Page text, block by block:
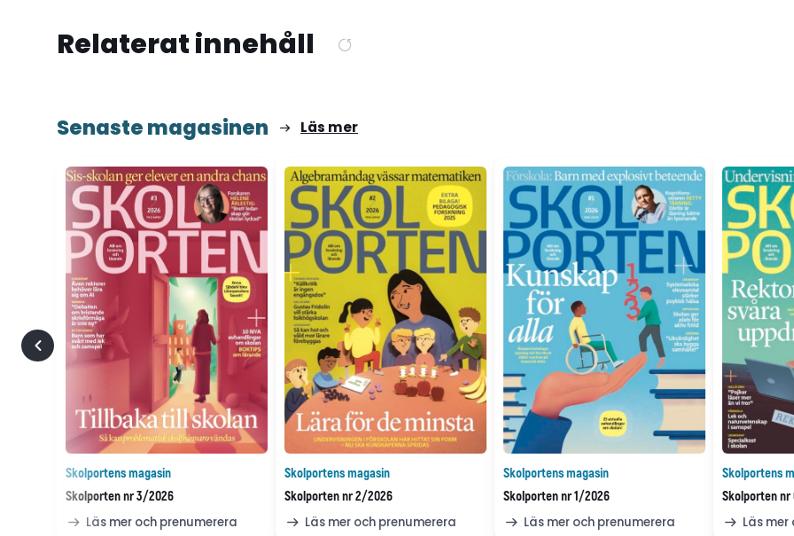
Relaterat innehåll
Senaste magasinen Läs mer
Skolportens magasin
Skolporten nr 3/2026
Läs mer och prenumerera
Skolportens magasin
Skolporten nr 2/2026
Läs mer och prenumerera
Skolportens magasin
Skolporten nr 1/2026
Läs mer och prenumerera
Skolportens
Skolporten
Läs